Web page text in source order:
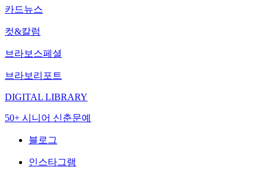
카드뉴스
컷&칼럼
브라보스페셜
브라보리포트
DIGITAL LIBRARY
50+ 시니어 신춘문예
블로그
인스타그램